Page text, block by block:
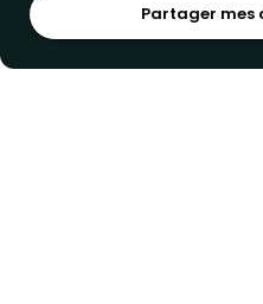
Partager mes